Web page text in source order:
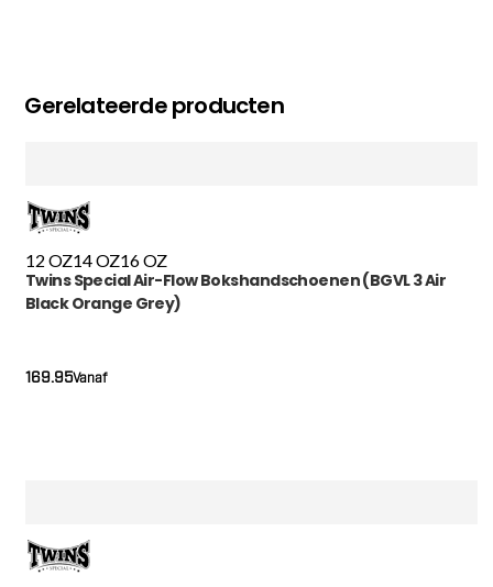
Gerelateerde producten
12 OZ14 OZ16 OZ
Twins Special Air-Flow Bokshandschoenen (BGVL 3 Air
Black Orange Grey)
Vanaf
169.95